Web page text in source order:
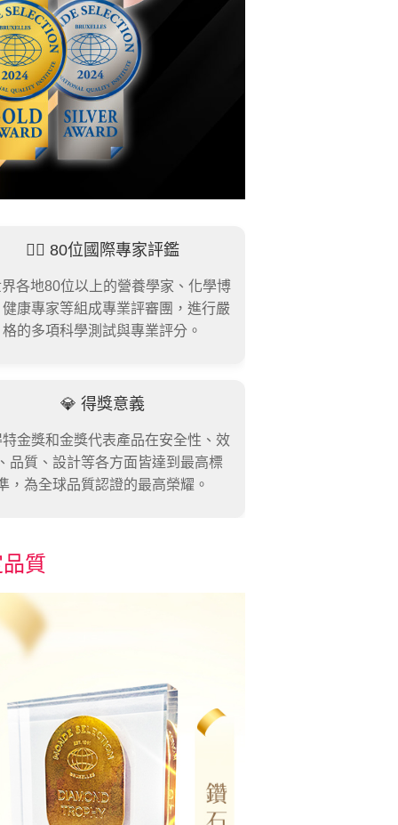
👨‍⚖️ 80位國際專家評鑑
各地80位以上的營養學家、化學博
康專家等組成專業評審團，進行嚴
格的多項科學測試與專業評分。
💎 得獎意義
特金獎和金獎代表產品在安全性、效
品質、設計等各方面皆達到最高標
，為全球品質認證的最高榮耀。
質